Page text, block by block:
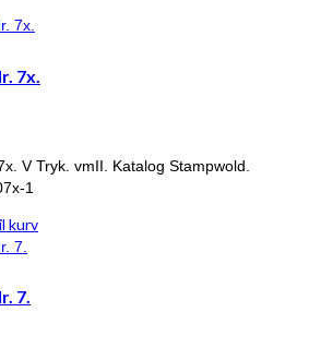
7x.
V Tryk. vmII. Katalog Stampwold.
1
kurv
7.